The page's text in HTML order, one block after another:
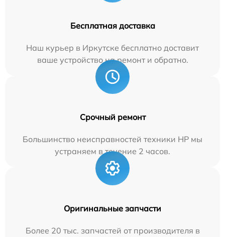
Бесплатная доставка
Наш курьер в Иркутске бесплатно доставит
ваше устройство на ремонт и обратно.
Срочный ремонт
Большинство неисправностей техники HP мы
устраняем в течение 2 часов.
Оригинальные запчасти
Более 20 тыс. запчастей от производителя в